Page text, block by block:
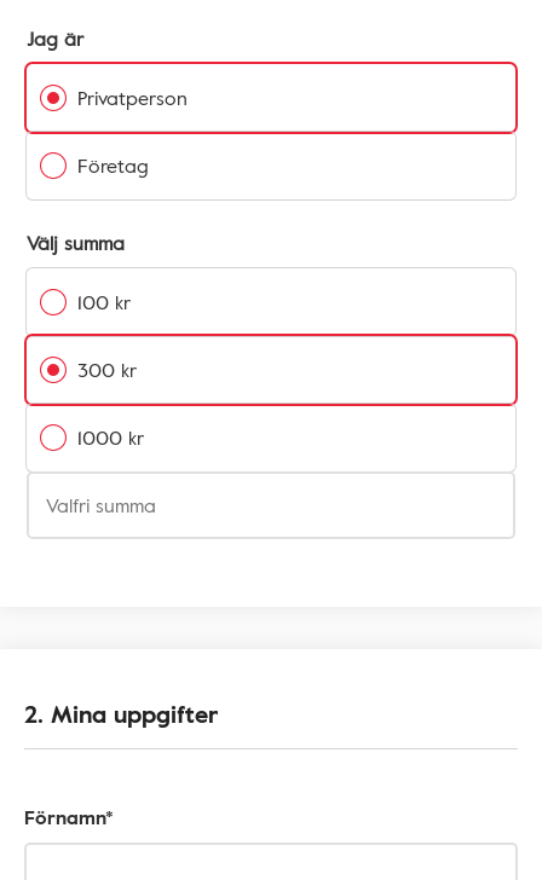
Jag är
Privatperson
Företag
Välj summa
100 kr
300 kr
1000 kr
2. Mina uppgifter
Förnamn*